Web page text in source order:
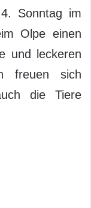
Sonntag im
Olpe einen
und leckeren
freuen sich
die Tiere